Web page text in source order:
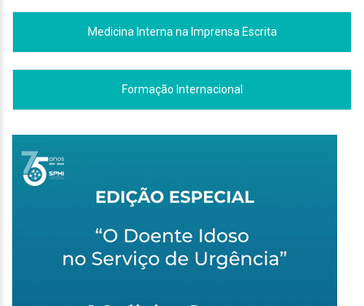
Medicina Interna na Imprensa Escrita
Formação Internacional